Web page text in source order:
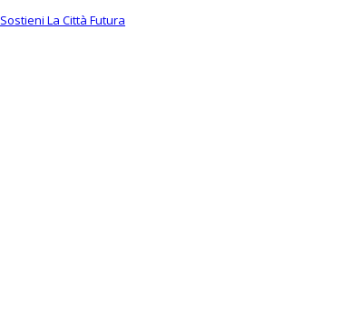
Sostieni La Città Futura